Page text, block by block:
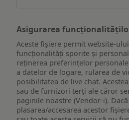
Asigurarea
Aceste fișiere permit website-
funcționalități sporite și
reţinerea preferinţelor
a datelor de logare, rularea de
posibilitatea de live chat.
sau de furnizori terți ale căror
paginile noastre (Vendor-i).
plasarea/accesarea acestor